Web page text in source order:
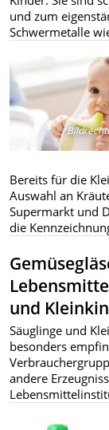
und zum
Schwermetalle
Bereits für die
Auswahl an
Supermarkt und
die
und
Säuglinge und
besonders
andere